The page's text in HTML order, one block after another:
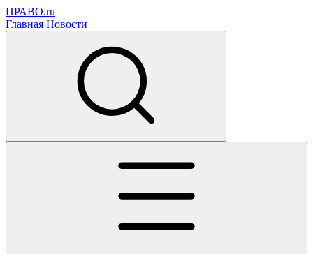
ПРАВО.ru
Главная Новости